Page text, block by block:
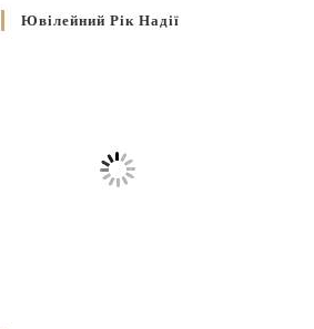
Ювілейний Рік Надії